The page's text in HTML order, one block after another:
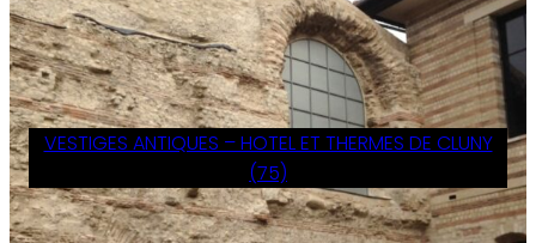
VESTIGES ANTIQUES – HOTEL ET THERMES DE CLUNY
(75)